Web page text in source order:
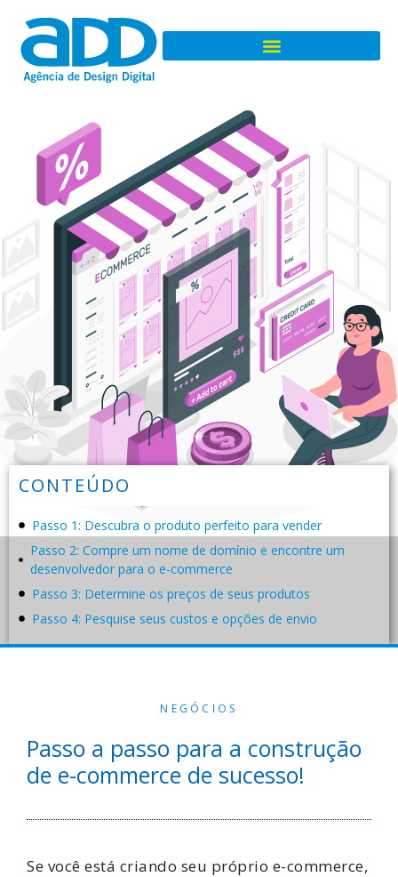
CONTEÚDO
Passo 1: Descubra o produto perfeito para vender
Passo 2: Compre um nome de domínio e encontre um
desenvolvedor para o e-commerce
Passo 3: Determine os preços de seus produtos
Passo 4: Pesquise seus custos e opções de envio
NEGÓCIOS
Passo a passo para a construção
de e-commerce de sucesso!
Se você está criando seu próprio e-commerce,